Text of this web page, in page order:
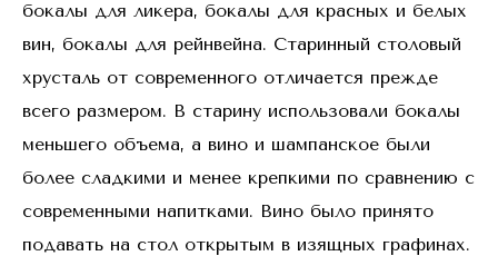
бокалы для ликера, бокалы для красных и белых
вин, бокалы для рейнвейна. Старинный столовый
хрусталь от современного отличается прежде
всего размером. В старину использовали бокалы
меньшего объема, а вино и шампанское были
более сладкими и менее крепкими по сравнению с
современными напитками. Вино было принято
подавать на стол открытым в изящных графинах.